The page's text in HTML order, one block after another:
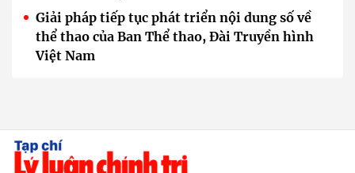
Giải pháp tiếp tục phát triển nội dung số về
thể thao của Ban Thể thao, Đài Truyền hình
Việt Nam